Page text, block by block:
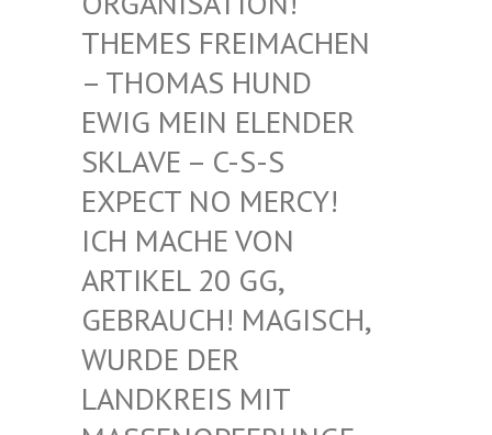
HEMES FREIMACHEN –
THOMAS HUND E
WIG MEIN ELENDER S
KLAVE – C-S-S E
XPECT NO MERCY! I
CH MACHE VON A
RTIKEL 20 GG, G
EBRAUCH! MAGISCH, W
URDE DER L
ANDKREIS MIT M